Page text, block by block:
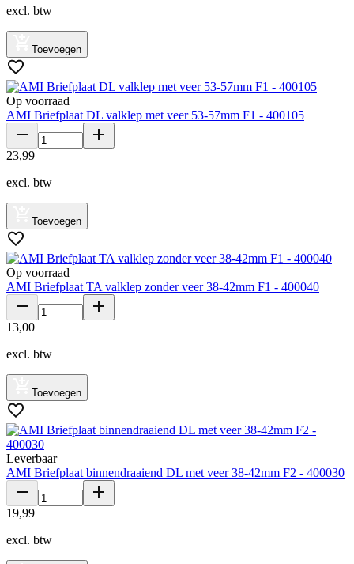
excl. btw
Toevoegen
Op voorraad
AMI Briefplaat DL valklep met veer 53-57mm F1 - 400105
23,99
excl. btw
Toevoegen
Op voorraad
AMI Briefplaat TA valklep zonder veer 38-42mm F1 - 400040
13,00
excl. btw
Toevoegen
Leverbaar
AMI Briefplaat binnendraaiend DL met veer 38-42mm F2 - 400030
19,99
excl. btw